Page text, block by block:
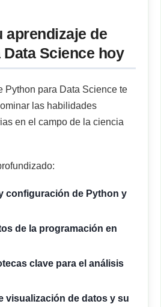
aprendizaje de
Science hoy
Python para Data Science te
las habilidades
en el campo de la ciencia
configuración de Python y
de la programación en
clave para el análisis
visualización de datos y su